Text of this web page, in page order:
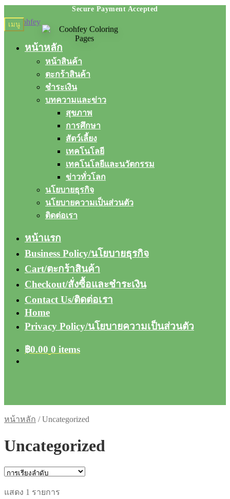
Skip
to
Skip
to
เมนู
หน้าหลัก
หน้าสินค้า
ตะกร้าสินค้า
ชำระเงิน
บทความและข่าว
สุขภาพ
การศึกษา
สัตว์เลี้ยง
เทคโนโลยี
เทคโนโลยีและนวัตกรรม
ข่าวทั่วโลก
นโยบายธุรกิจ
นโยบายความเป็นส่วนตัว
ติดต่อเรา
หน้าแรก
Business Policy/นโยบายธุรกิจ
Cart/ตะกร้าสินค้า
Checkout/สั่งซื้อและชำระเงิน
Contact Us/ติดต่อเรา
Home
Privacy Policy/นโยบายความเป็นส่วนตัว
฿0.00 0 items
หน้าหลัก /Uncategorized
Uncategorized
แสดง 1 รายการ